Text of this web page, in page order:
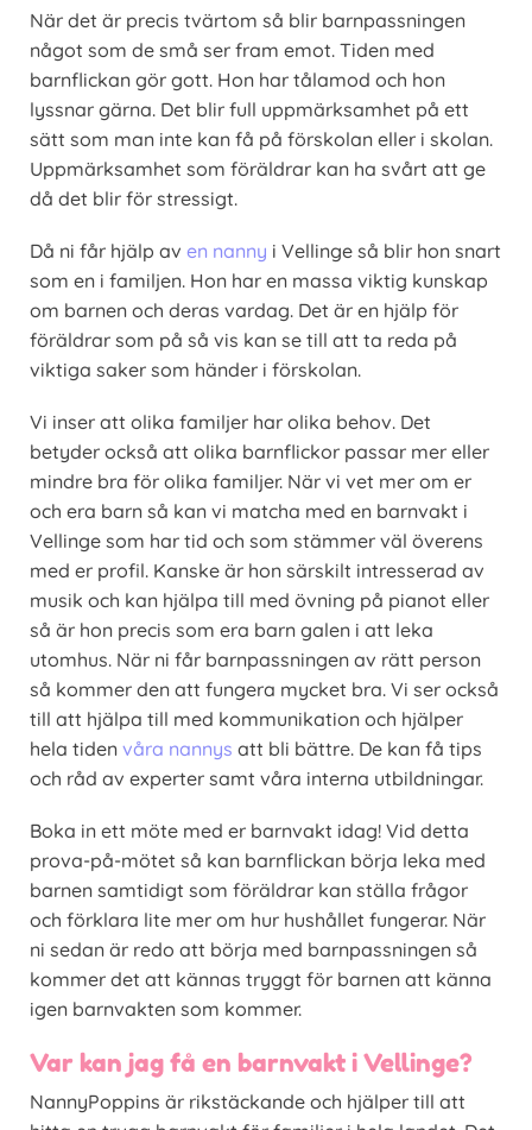
När det är precis tvärtom så blir barnpassningen
något som de små ser fram emot. Tiden med
barnflickan gör gott. Hon har tålamod och hon
lyssnar gärna. Det blir full uppmärksamhet på ett
sätt som man inte kan få på förskolan eller i skolan.
Uppmärksamhet som föräldrar kan ha svårt att ge
då det blir för stressigt.
Då ni får hjälp av en nanny i Vellinge så blir hon snart
som en i familjen. Hon har en massa viktig kunskap
om barnen och deras vardag. Det är en hjälp för
föräldrar som på så vis kan se till att ta reda på
viktiga saker som händer i förskolan.
Vi inser att olika familjer har olika behov. Det
betyder också att olika barnflickor passar mer eller
mindre bra för olika familjer. När vi vet mer om er
och era barn så kan vi matcha med en barnvakt i
Vellinge som har tid och som stämmer väl överens
med er profil. Kanske är hon särskilt intresserad av
musik och kan hjälpa till med övning på pianot eller
så är hon precis som era barn galen i att leka
utomhus. När ni får barnpassningen av rätt person
så kommer den att fungera mycket bra. Vi ser också
till att hjälpa till med kommunikation och hjälper
hela tiden våra nannys att bli bättre. De kan få tips
och råd av experter samt våra interna utbildningar.
Boka in ett möte med er barnvakt idag! Vid detta
prova-på-mötet så kan barnflickan börja leka med
barnen samtidigt som föräldrar kan ställa frågor
och förklara lite mer om hur hushållet fungerar. När
ni sedan är redo att börja med barnpassningen så
kommer det att kännas tryggt för barnen att känna
igen barnvakten som kom­­mer.
Var kan jag få en barnvakt i Vellinge?
NannyPoppins är rikstäckande och hjälper till att